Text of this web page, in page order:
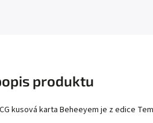
produktu
kusová karta Beheeyem je z edice